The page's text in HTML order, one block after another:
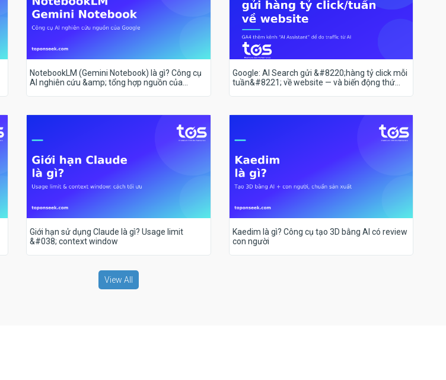
NotebookLM (Gemini Notebook) là gì? Công cụ
AI nghiên cứu &amp; tổng hợp nguồn của
Google: AI Search gửi &#8220;hàng tỷ click mỗi
tuần&#8221; về website — và biến động thứ
Giới hạn sử dụng Claude là gì? Usage limit
&#038; context window
Kaedim là gì? Công cụ tạo 3D bằng AI có review
con người
View All